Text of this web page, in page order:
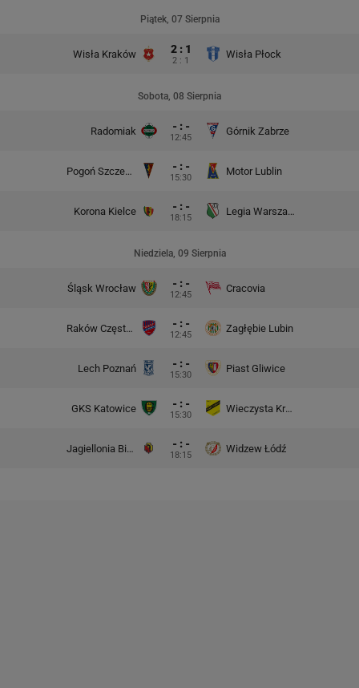
Piątek, 07 Sierpnia
Wisła Kraków 2 : 1
2 : 1
Wisła Płock
Sobota, 08 Sierpnia
Radomiak - : -
12:45
Górnik Zabrze
Pogoń Szczecin - : -
15:30
Motor Lublin
Korona Kielce - : -
18:15
Legia Warszawa
Niedziela, 09 Sierpnia
Śląsk Wrocław - : -
12:45
Cracovia
Raków Częstochowa - : -
12:45
Zagłębie Lubin
Lech Poznań - : -
15:30
Piast Gliwice
GKS Katowice - : -
15:30
Wieczysta Kraków
Jagiellonia Białystok - : -
18:15
Widzew Łódź